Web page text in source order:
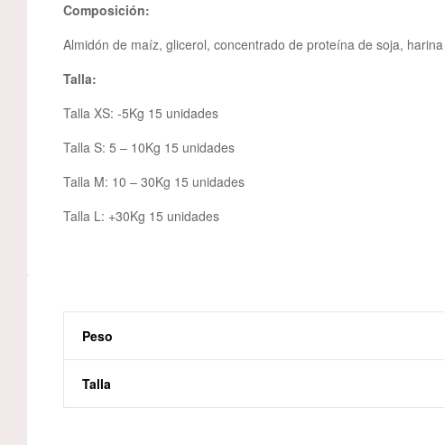
Composición:
Almidón de maíz, glicerol, concentrado de proteína de soja,
Talla:
Talla XS: -5Kg 15 unidades
Talla S: 5 – 10Kg 15 unidades
Talla M: 10 – 30Kg 15 unidades
Talla L: +30Kg 15 unidades
Peso
Talla